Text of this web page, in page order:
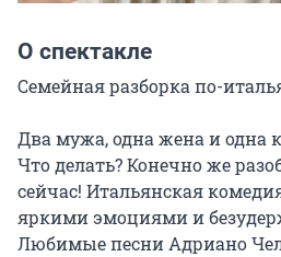
О спектакле
Семейная разборка по-
Два мужа, одна жена и одна
Что делать? Конечно же
сейчас! Итальянская
яркими эмоциями и
Любимые песни Адриано